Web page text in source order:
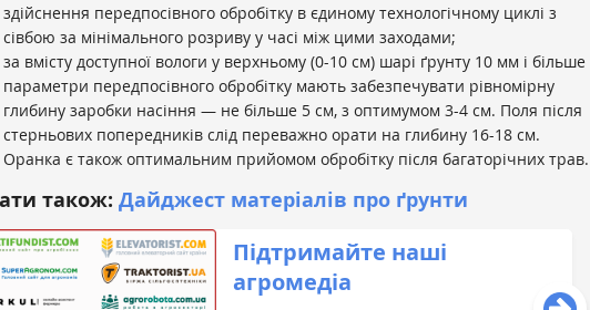
здійснення передпосівного обробітку в єдиному технологічному циклі з
сівбою за мінімального розриву у часі між цими заходами;
за вмісту доступної вологи у верхньому (0-10 см) шарі ґрунту 10 мм і більше
параметри передпосівного обробітку мають забезпечувати рівномірну
глибину заробки насіння — не більше 5 см, з оптимумом 3-4 см. Поля після
стерньових попередників слід переважно орати на глибину 16-18 см.
Оранка є також оптимальним прийомом обробітку після багаторічних трав.
також: Дайджест матеріалів про ґрунти
Підтримайте наші
агромедіа